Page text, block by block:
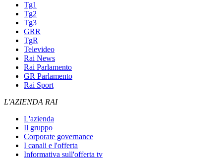
Tg1
Tg2
Tg3
GRR
TgR
Televideo
Rai News
Rai Parlamento
GR Parlamento
Rai Sport
L'AZIENDA RAI
L'azienda
Il gruppo
Corporate governance
I canali e l'offerta
Informativa sull'offerta tv